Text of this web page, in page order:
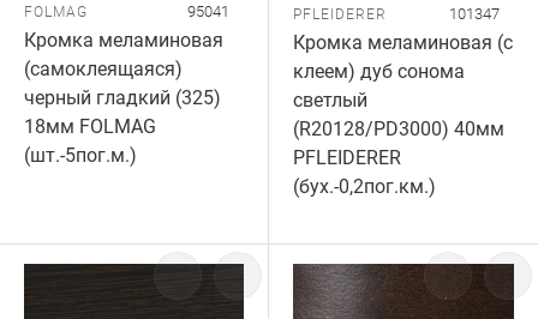
FOLMAG 95041
Кромка меламиновая
(самоклеящаяся)
черный гладкий (325)
18мм FOLMAG
(шт.-5пог.м.)
PFLEIDERER 101347
Кромка меламиновая (с
клеем) дуб сонома
светлый
(R20128/PD3000) 40мм
PFLEIDERER
(бух.-0,2пог.км.)